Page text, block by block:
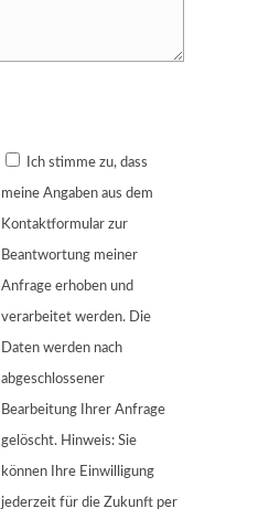
Ich stimme zu, dass
meine Angaben aus dem
Kontaktformular zur
Beantwortung meiner
Anfrage erhoben und
verarbeitet werden. Die
Daten werden nach
abgeschlossener
Bearbeitung Ihrer Anfrage
gelöscht. Hinweis: Sie
können Ihre Einwilligung
jederzeit für die Zukunft per